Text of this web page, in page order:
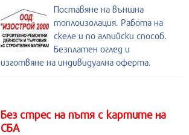
Поставяне на външна
топлоизолация. Работа на
скеле и по алпийски способ.
Безплатен оглед и
изготвяне на индивидуална оферта.
Без стрес на пътя с картите на
СБА